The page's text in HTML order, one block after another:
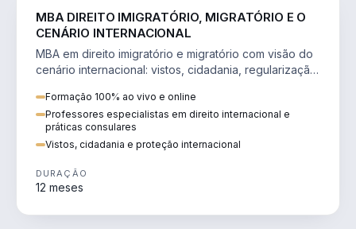
MBA DIREITO IMIGRATÓRIO, MIGRATÓRIO E O
CENÁRIO INTERNACIONAL
MBA em direito imigratório e migratório com visão do
cenário internacional: vistos, cidadania, regularização
Formação 100% ao vivo e online
Professores especialistas em direito internacional e
práticas consulares
Vistos, cidadania e proteção internacional
DURAÇÃO
12 meses